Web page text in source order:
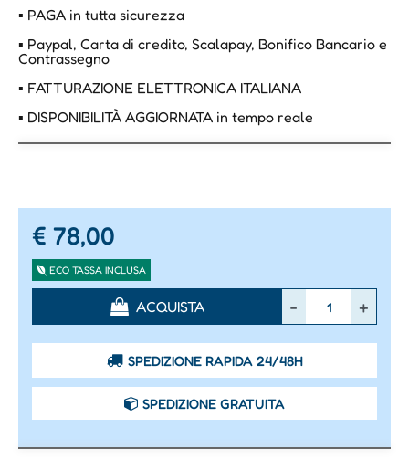
▪ PAGA in tutta sicurezza
▪ Paypal, Carta di credito, Scalapay, Bonifico Bancario e
Contrassegno
▪ FATTURAZIONE ELETTRONICA ITALIANA
▪ DISPONIBILITÀ AGGIORNATA in tempo reale
€ 78,00
ECO TASSA INCLUSA
ACQUISTA
SPEDIZIONE RAPIDA 24/48H
SPEDIZIONE GRATUITA